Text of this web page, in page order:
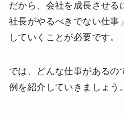
だから、会社を成長させる
社長がやるべきでない仕事
していくことが必要です。
では、どんな仕事があるの
例を紹介していきましょう。